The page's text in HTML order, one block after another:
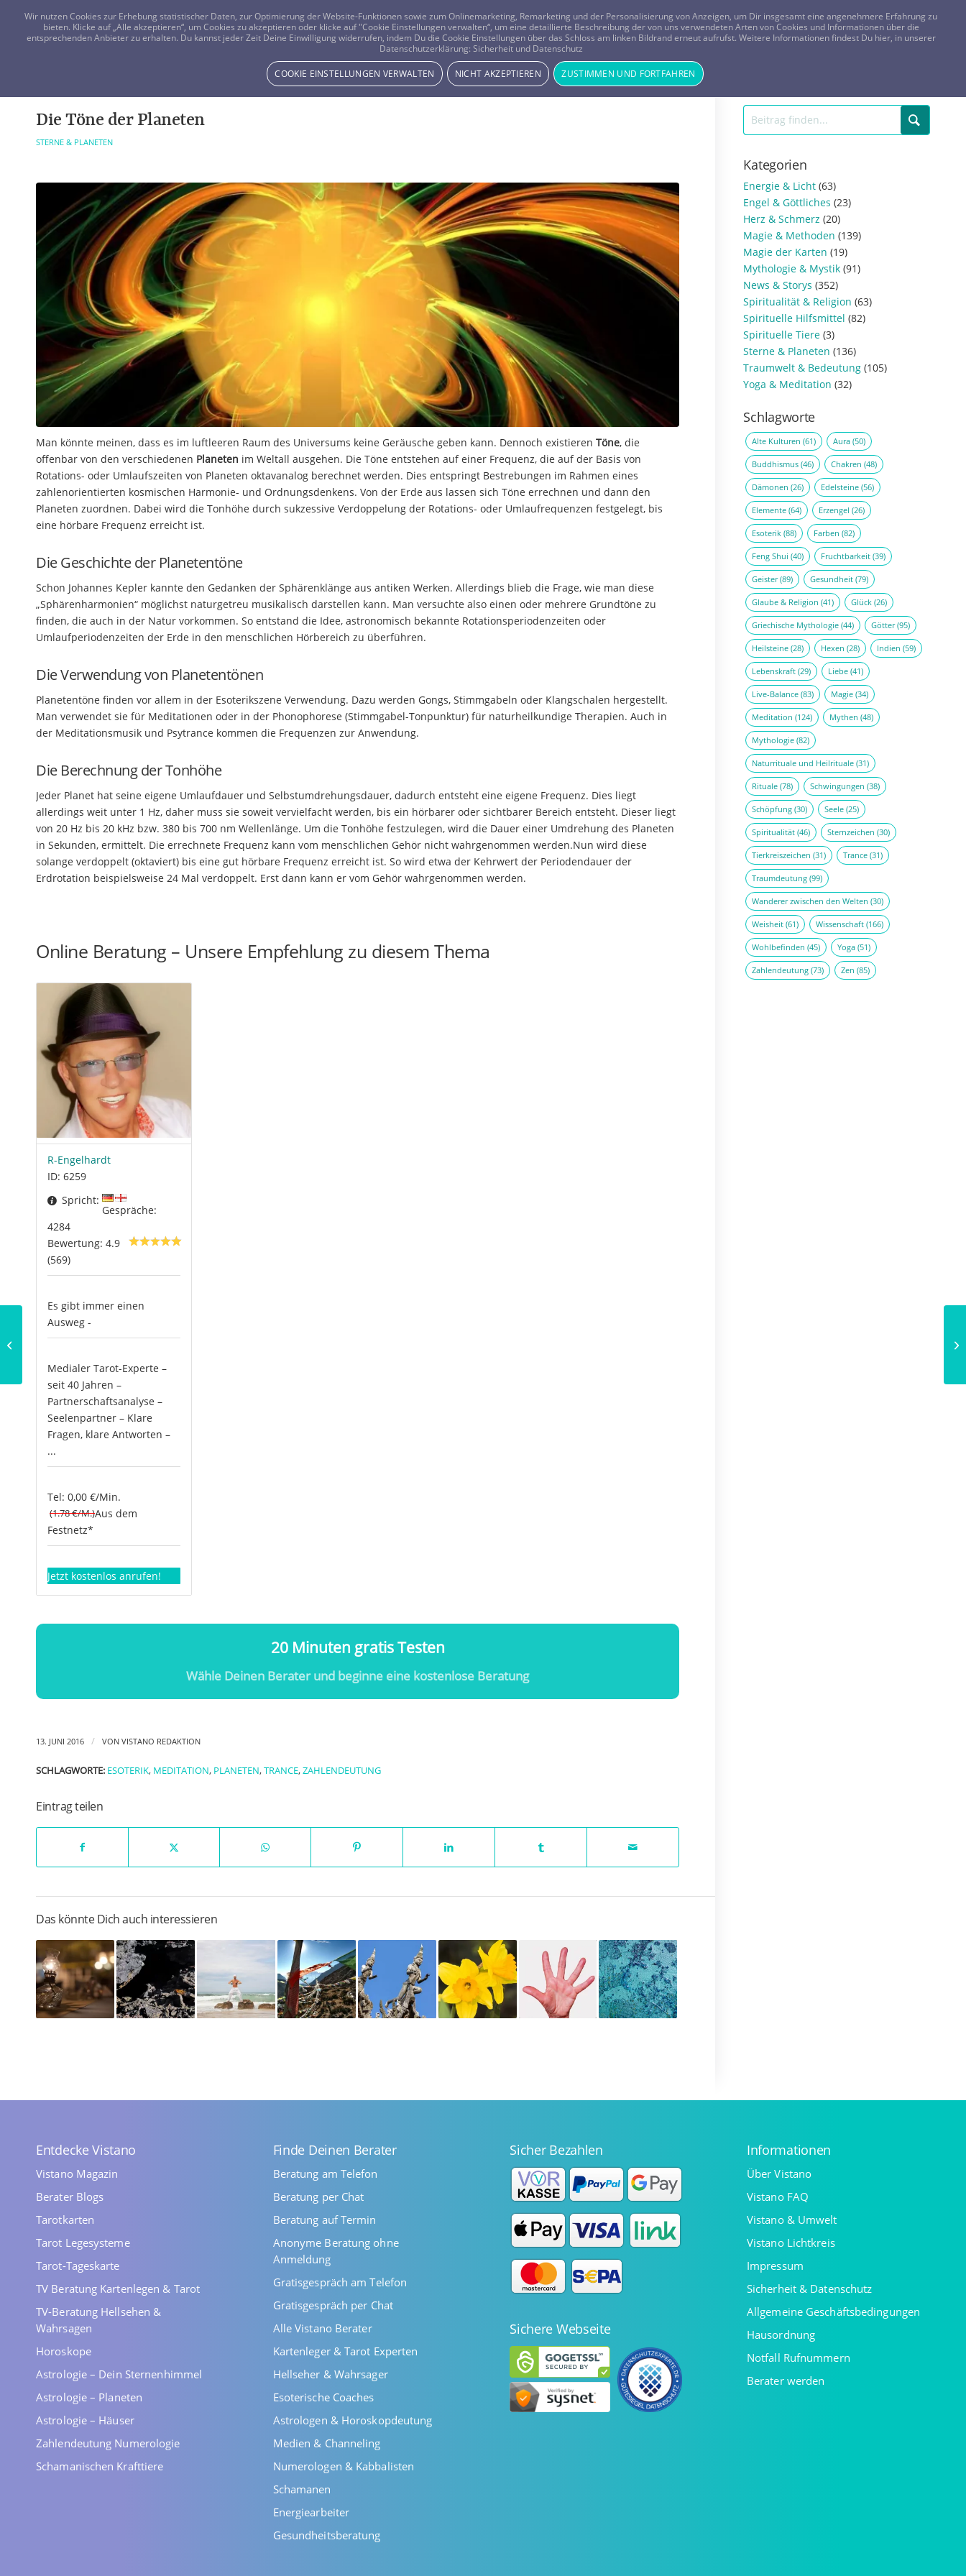
FRAGEN? KOSTENLOS ANRUFEN: 0800-8478266
Beratung Horoskope Tageskarte Magazin ANMELDEN REGISTRIEREN
Die Töne der Planeten
STERNE & PLANETEN
Man könnte meinen, dass es im luftleeren Raum des Universums keine Geräusche geben kann. Dennoch existieren Töne, die
offenbar von den verschiedenen Planeten im Weltall ausgehen. Die Töne entstehen auf einer Frequenz, die auf der Basis von
Rotations- oder Umlaufszeiten von Planeten oktavanalog berechnet werden. Dies entspringt Bestrebungen im Rahmen eines
zahlenorientierten kosmischen Harmonie- und Ordnungsdenkens. Von der Erde aus lassen sich Töne errechnen und dann den
Planeten zuordnen. Dabei wird die Tonhöhe durch sukzessive Verdoppelung der Rotations- oder Umlaufrequenzen festgelegt, bis
eine hörbare Frequenz erreicht ist.
Die Geschichte der Planetentöne
Schon Johannes Kepler kannte den Gedanken der Sphärenklänge aus antiken Werken. Allerdings blieb die Frage, wie man diese
„Sphärenharmonien“ möglichst naturgetreu musikalisch darstellen kann. Man versuchte also einen oder mehrere Grundtöne zu
finden, die auch in der Natur vorkommen. So entstand die Idee, astronomisch bekannte Rotationsperiodenzeiten oder
Umlaufperiodenzeiten der Erde in den menschlichen Hörbereich zu überführen.
Die Verwendung von Planetentönen
Planetentöne finden vor allem in der Esoterikszene Verwendung. Dazu werden Gongs, Stimmgabeln oder Klangschalen hergestellt.
Man verwendet sie für Meditationen oder in der Phonophorese (Stimmgabel-Tonpunktur) für naturheilkundige Therapien. Auch in
der Meditationsmusik und Psytrance kommen die Frequenzen zur Anwendung.
Die Berechnung der Tonhöhe
Jeder Planet hat seine eigene Umlaufdauer und Selbstumdrehungsdauer, dadurch entsteht eine eigene Frequenz. Dies liegt
allerdings weit unter 1 Hz, daher muss sie soweit vervielfacht werden, bis ein hörbarer oder sichtbarer Bereich entsteht. Dieser liegt
von 20 Hz bis 20 kHz bzw. 380 bis 700 nm Wellenlänge. Um die Tonhöhe festzulegen, wird die Dauer einer Umdrehung des Planeten
in Sekunden, ermittelt. Die errechnete Frequenz kann vom menschlichen Gehör nicht wahrgenommen werden.Nun wird diese
solange verdoppelt (oktaviert) bis eine gut hörbare Frequenz erreicht ist. So wird etwa der Kehrwert der Periodendauer der
Erdrotation beispielsweise 24 Mal verdoppelt. Erst dann kann er vom Gehör wahrgenommen werden.
Online Beratung – Unsere Empfehlung zu diesem Thema
R-Engelhardt
ID: 6259
Spricht:
Gespräche:
4284
Bewertung: 4.9
(569)
Es gibt immer einen
Ausweg -
Medialer Tarot-Experte –
seit 40 Jahren –
Partnerschaftsanalyse –
Seelenpartner – Klare
Fragen, klare Antworten –
...
Tel: 0,00 €/Min.
(1.78 €/M.)Aus dem
Festnetz*
Jetzt kostenlos anrufen!
20 Minuten gratis Testen
Wähle Deinen Berater und beginne eine kostenlose Beratung
13. JUNI 2016 / VON VISTANO REDAKTION
SCHLAGWORTE: ESOTERIK, MEDITATION, PLANETEN,TRANCE,ZAHLENDEUTUNG
Eintrag teilen
Das könnte Dich auch interessieren
Kategorien
Energie & Licht (63)
Engel & Göttliches (23)
Herz & Schmerz (20)
Magie & Methoden (139)
Magie der Karten (19)
Mythologie & Mystik (91)
News & Storys (352)
Spiritualität & Religion (63)
Spirituelle Hilfsmittel (82)
Spirituelle Tiere (3)
Sterne & Planeten (136)
Traumwelt & Bedeutung (105)
Yoga & Meditation (32)
Schlagworte
Alte Kulturen (61) Aura (50)
Buddhismus (46) Chakren (48)
Dämonen (26) Edelsteine (56)
Elemente (64) Erzengel (26)
Esoterik (88) Farben (82)
Feng Shui (40) Fruchtbarkeit (39)
Geister(89) Gesundheit (79)
Glaube & Religion (41) Glück (26)
Griechische Mythologie (44) Götter(95)
Heilsteine (28) Hexen (28) Indien (59)
Lebenskraft (29) Liebe (41)
Live-Balance (83) Magie (34)
Meditation (124) Mythen (48)
Mythologie (82)
Naturrituale und Heilrituale (31)
Rituale (78) Schwingungen (38)
Schöpfung (30) Seele (25)
Spiritualität (46) Sternzeichen (30)
Tierkreiszeichen (31) Trance (31)
Traumdeutung (99)
Wanderer zwischen den Welten (30)
Weisheit (61) Wissenschaft (166)
Wohlbefinden (45) Yoga (51)
Zahlendeutung (73) Zen (85)
Entdecke Vistano
Vistano Magazin
Berater Blogs
Tarotkarten
Tarot Legesysteme
Tarot-Tageskarte
TV Beratung Kartenlegen & Tarot
TV-Beratung Hellsehen &
Wahrsagen
Horoskope
Astrologie – Dein Sternenhimmel
Astrologie – Planeten
Astrologie – Häuser
Zahlendeutung Numerologie
Schamanischen Krafttiere
Finde Deinen Berater
Beratung am Telefon
Beratung per Chat
Beratung auf Termin
Anonyme Beratung ohne
Anmeldung
Gratisgespräch am Telefon
Gratisgespräch per Chat
Alle Vistano Berater
Kartenleger & Tarot Experten
Hellseher & Wahrsager
Esoterische Coaches
Astrologen & Horoskopdeutung
Medien & Channeling
Numerologen & Kabbalisten
Schamanen
Energiearbeiter
Gesundheitsberatung
Sicher Bezahlen
Sichere Webseite
Informationen
Über Vistano
Vistano FAQ
Vistano & Umwelt
Vistano Lichtkreis
Impressum
Sicherheit & Datenschutz
Allgemeine Geschäftsbedingungen
Hausordnung
Notfall Rufnummern
Berater werden
Die Tradition der
Wir nutzen Cookies zur Erhebung statistischer Daten, zur Optimierung der Website-Funktionen sowie zum Onlinemarketing, Remarketing und der Personalisierung von Anzeigen, um Dir insgesamt eine angenehmere Erfahrung zu
bieten. Klicke auf „Alle akzeptieren“, um Cookies zu akzeptieren oder klicke auf "Cookie Einstellungen verwalten“, um eine detaillierte Beschreibung der von uns verwendeten Arten von Cookies und Informationen über die
entsprechenden Anbieter zu erhalten. Du kannst jeder Zeit Deine Einwilligung widerrufen, indem Du die Cookie Einstellungen über das Schloss am linken Bildrand erneut aufrufst. Weitere Informationen findest Du hier, in unserer
Datenschutzerklärung: Sicherheit und Datenschutz
COOKIE EINSTELLUNGEN VERWALTEN NICHT AKZEPTIEREN ZUSTIMMEN UND FORTFAHREN